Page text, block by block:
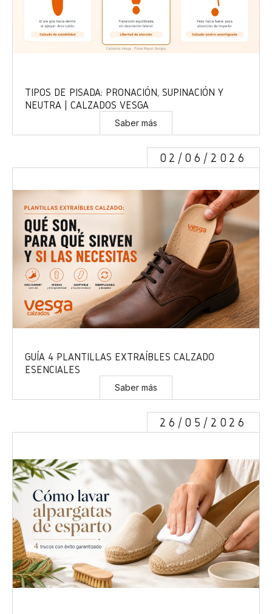
TIPOS DE PISADA: PRONACIÓN, SUPINACIÓN Y
NEUTRA | CALZADOS VESGA
Saber más
02/06/2026
GUÍA 4 PLANTILLAS EXTRAÍBLES CALZADO
ESENCIALES
Saber más
26/05/2026